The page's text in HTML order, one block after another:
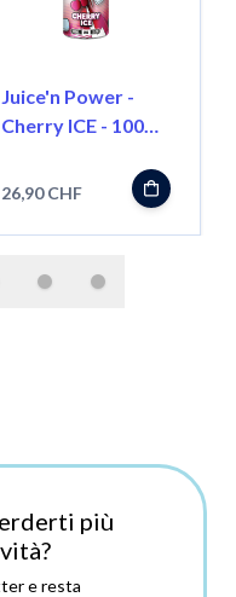
Juice'n Power -
Cherry ICE - 100ml
26,90 CHF
più
e resta